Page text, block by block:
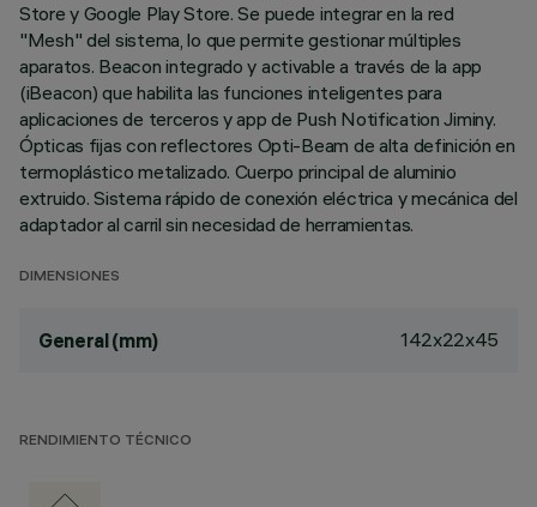
Store y Google Play Store. Se puede integrar en la red
"Mesh" del sistema, lo que permite gestionar múltiples
aparatos. Beacon integrado y activable a través de la app
(iBeacon) que habilita las funciones inteligentes para
aplicaciones de terceros y app de Push Notification Jiminy.
Ópticas fijas con reflectores Opti-Beam de alta definición en
termoplástico metalizado. Cuerpo principal de aluminio
extruido. Sistema rápido de conexión eléctrica y mecánica del
adaptador al carril sin necesidad de herramientas.
DIMENSIONES
General (mm) 142x22x45
RENDIMIENTO TÉCNICO